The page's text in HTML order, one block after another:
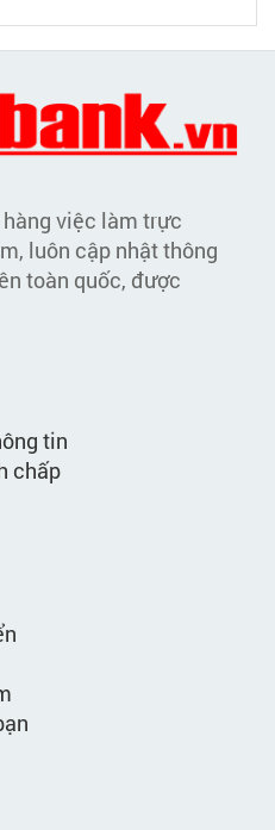
hàng việc làm trực
luôn cập nhật thông
toàn quốc, được
tin
chấp